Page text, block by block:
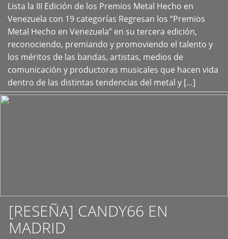
Lista la III Edición de los Premios Metal Hecho en
Venezuela con 19 categorías Regresan los “Premios
Metal Hecho en Venezuela” en su tercera edición,
reconociendo, premiando y promoviendo el talento y
los méritos de las bandas, artistas, medios de
comunicación y productoras musicales que hacen vida
dentro de las distintas tendencias del metal y […]
+
[RESEÑA] CANDY66 EN
MADRID